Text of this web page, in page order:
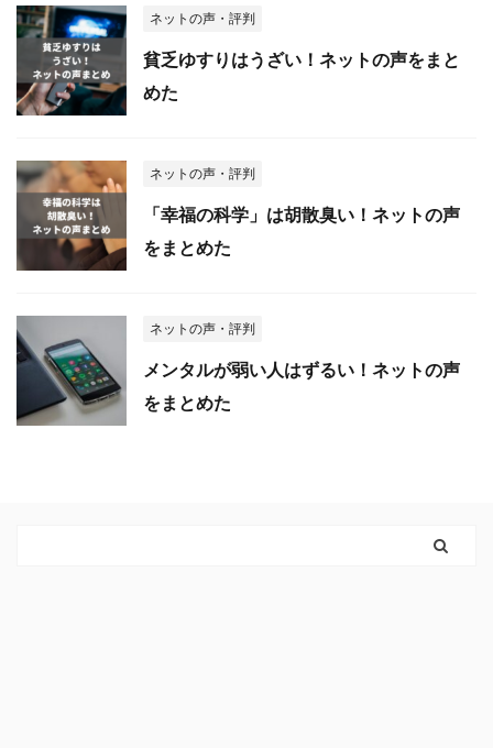
ネットの声・評判
貧乏ゆすりはうざい！ネットの声をまと
めた
ネットの声・評判
「幸福の科学」は胡散臭い！ネットの声
をまとめた
ネットの声・評判
メンタルが弱い人はずるい！ネットの声
をまとめた